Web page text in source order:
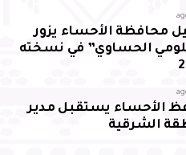
محافظة الأحساء يزور
الحساوي” في نسخته
الأحساء يستقبل مدير
الشرقية